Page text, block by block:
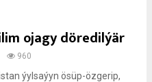
ojagy döredilýär
960
ýylsaýyn ösüp-özgerip,